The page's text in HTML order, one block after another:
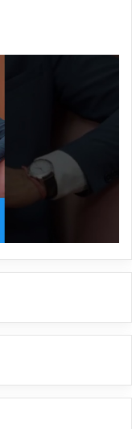
के चेयरमैन
जांच हेतु
खिलाफ
मामला रफा-
के समझौते के
यह कौन
तो भाजपाई
तो थी
यदि
जाता तो
दिखाई दे